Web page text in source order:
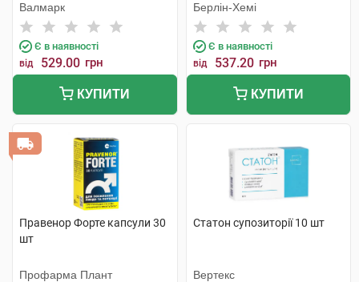
Валмарк
Є в наявності
від 529.00 грн
КУПИТИ
Берлін-Хемі
Є в наявності
від 537.20 грн
КУПИТИ
Правенор Форте капсули 30
шт
Профарма Плант
Статон супозиторії 10 шт
Вертекс